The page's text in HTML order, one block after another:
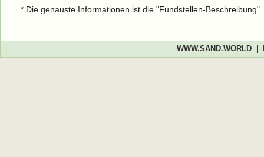
* Die genauste Informationen ist die "Fundstellen-
WWW.SAND.WORLD|